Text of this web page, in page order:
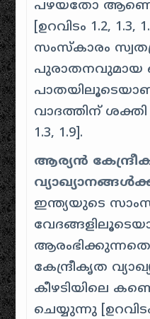
പഴയതോ
ഉറവിടം 1.2, 1.3,
സംസ്കാരം
പുരാതനവുമായ
വാദത്തിന്
1.3, 1.9 ].
ആര്യൻ
ഇന്ത്യയുടെ
കേന്ദ്രീകൃത
കീഴടിയിലെ
ചെയ്യുന്നു [